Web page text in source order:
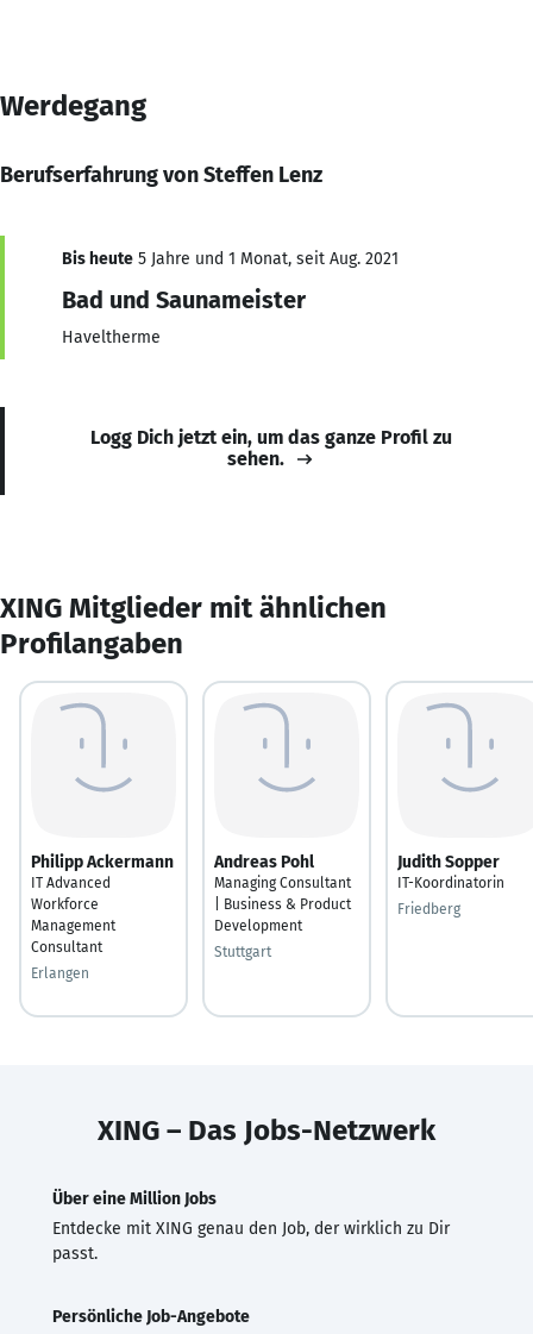
Werdegang
Berufserfahrung von Steffen Lenz
Bis heute 5 Jahre und 1 Monat, seit Aug. 2021
Bad und Saunameister
Haveltherme
Logg Dich jetzt ein, um das ganze Profil zu
sehen.
XING Mitglieder mit ähnlichen
Profilangaben
Philipp Ackermann
IT Advanced
Workforce
Management
Consultant
Erlangen
Andreas Pohl
Managing Consultant
| Business & Product
Development
Stuttgart
Judith Sopper
IT-Koordinatorin
Friedberg
XING – Das Jobs-Netzwerk
Über eine Million Jobs
Entdecke mit XING genau den Job, der wirklich zu Dir
passt.
Persönliche Job-Angebote